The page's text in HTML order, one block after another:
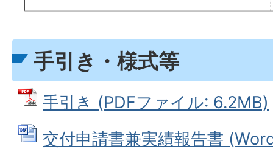
手引き・様式等
手引き (PDFファイル: 6.2MB)
交付申請書兼実績報告書